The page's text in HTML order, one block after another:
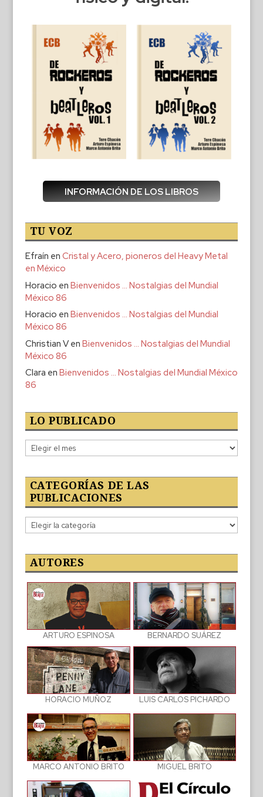
INFORMACIÓN DE LOS LIBROS
TU VOZ
Efraín en Cristal y Acero, pioneros del Heavy Metal
en México
Horacio en Bienvenidos … Nostalgias del Mundial
México 86
Horacio en Bienvenidos … Nostalgias del Mundial
México 86
Christian Ven Bienvenidos … Nostalgias del Mundial
México 86
Clara en Bienvenidos … Nostalgias del Mundial México
86
LO PUBLICADO
Lo
publicado
CATEGORÍAS DE LAS
PUBLICACIONES
Categorías
de
publicaciones
AUTORES
ARTURO ESPINOSA BERNARDO SUÁREZ
HORACIO MUÑOZ LUIS CARLOS PICHARDO
MARCO ANTONIO BRITO MIGUEL BRITO